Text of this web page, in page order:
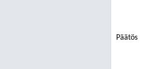
Päätös